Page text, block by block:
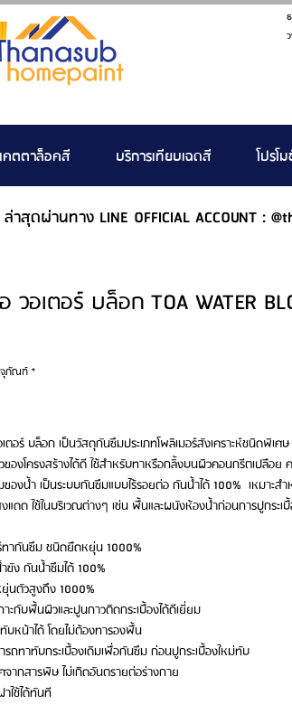
คตตาล็อคสี บริการเทียบเฉดสี โปรโ
ล่าสุดผ่านทาง LINE OFFICIAL ACCOUNT :
วอเตอร์ บล็อก TOA WATER
จุภัณฑ์*
เตอร์ บล็อก เป็นวัสดุกันซึมประเภทโพลิเมอร์สังเคราะห์ชนิดพิ
ของโครงสร้างได้ดี ใช้สำหรับทาหรือกลิ้งบนผิวคอนกรีตเปลือ
ของน้ำ เป็นระบบกันซึมแบบไร้รอยต่อ กันน้ำได้ 100% เหมาะ
งแดด ใช้ในบริเวณต่างๆ เช่น พื้นและผนังห้องน้ำก่อนการปูกระ
ทากันซึม ชนิดยืดหยุ่น 1000%
ขัง กันน้ำซึมได้ 100%
นตัวสูงถึง 1000%
าะกับพื้นผิวและปูนกาวติดกระเบื้องได้ดีเยี่ยม
บหน้าได้ โดยไม่ต้องทารองพื้น
รถทาทับกระเบื้องเดิมเพื่อกันซึม ก่อนปูกระเบื้องใหม่ทับ
จากสารพิษ ไม่เกิดอันตรายต่อร่างกาย
าใช้ได้ทันที